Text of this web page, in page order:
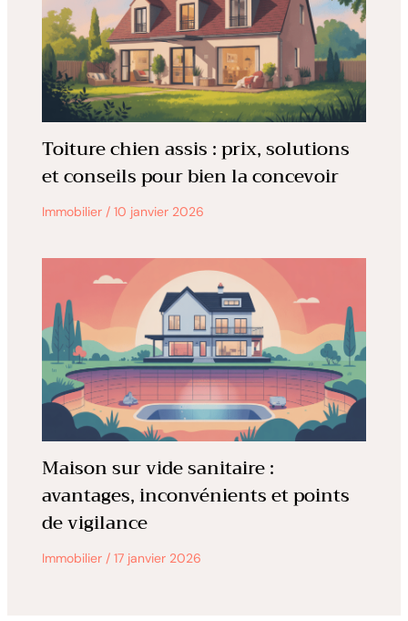
Toiture chien assis : prix, solutions
et conseils pour bien la concevoir
Immobilier/ 10 janvier 2026
Maison sur vide sanitaire :
avantages, inconvénients et points
de vigilance
Immobilier/ 17 janvier 2026